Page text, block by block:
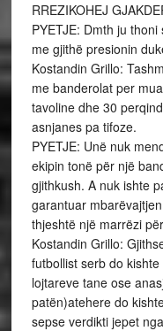
RREZIKOHEJ
PYETJE: Dmth ju
me gjithë presionin
Kostandin Grillo:
me banderolat per
tavoline dhe 30
asnjanes pa tifoze.
PYETJE: Unë nuk
ekipin tonë për një
gjithkush. A nuk ishte
garantuar
thjeshtë një marrëzi
Kostandin Grillo:
futbollist serb do
lojtareve tane ose
patën)atehere do
sepse verdikti jepet